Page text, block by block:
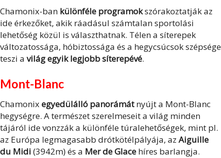
Chamonix-ban különféle programokszórakoztatják az
ide érkezőket, akik ráadásul számtalan sportolási
lehetőség közül is választhatnak. Télen a síterepek
változatossága, hóbiztossága és a hegycsúcsok szépsége
teszi a világ egyik legjobb síterepévé.
Mont-Blanc
Chamonixegyedülálló panorámátnyújt a Mont-Blanc
hegységre. A természet szerelmeseit a világ minden
tájáról ide vonzzák a különféle túralehetőségek, mint pl.
az Európa legmagasabb drótkötélpályája, az Aiguille
du Midi (3942m) és a Mer de Glace híres barlangja.